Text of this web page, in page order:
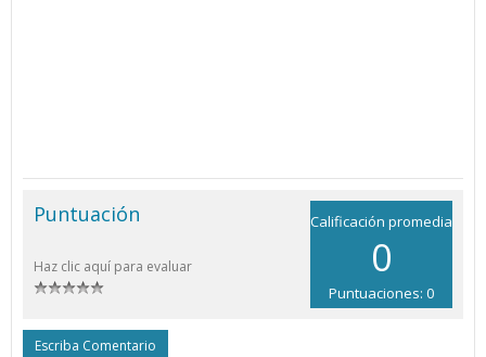
Calificación promedia
0
Puntuaciones: 0
Puntuación
Haz clic aquí para evaluar
Escriba Comentario